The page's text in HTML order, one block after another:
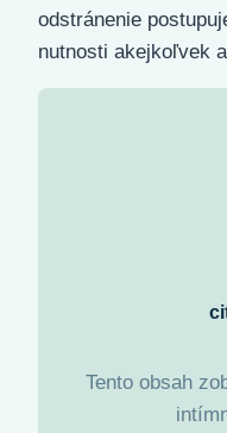
odstránenie
nutnosti akejkoľvek
Tento obsah